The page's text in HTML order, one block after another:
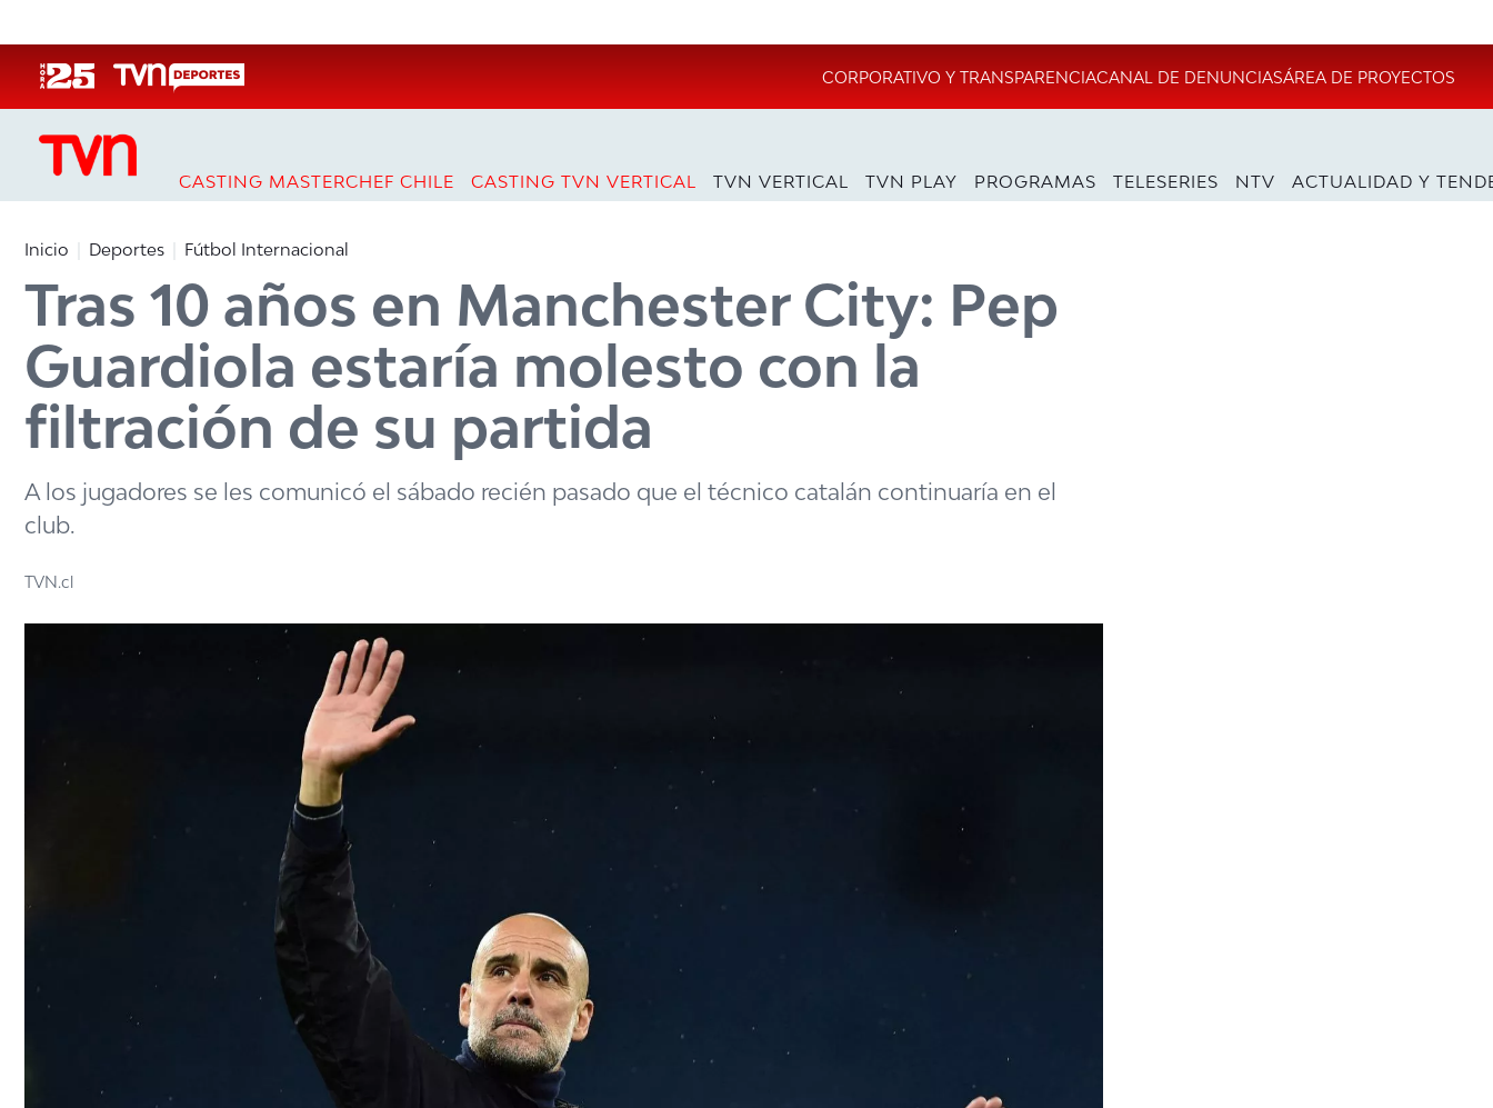
CORPORATIVO Y TRANSPARENCIACANAL DE DENUNCIASÁREA DE PROYECTOS
CASTING MASTERCHEF CHILE CASTING TVN VERTICAL TVN VERTICAL TVN PLAY PROGRAMAS TELESERIES NTV ACTUALIDAD Y
Inicio Deportes Fútbol Internacional
Tras 10 años en Manchester City: Pep
Guardiola estaría molesto con la
filtración de su partida
A los jugadores se les comunicó el sábado recién pasado que el técnico catalán continuaría en el
club.
TVN.cl